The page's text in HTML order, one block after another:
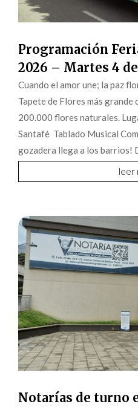
Programación
2026 – Martes 4
Cuando el amor une; la paz
Tapete de Flores más grande
200.000 flores naturales.
Santafé Tablado Musical
gozadera llega a los barrios!
leer
Notarías de turno